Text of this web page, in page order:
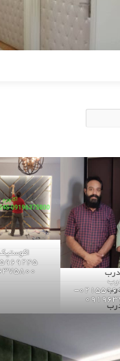
چرمی02155969245-
نوشته‌های تازه
آخرین دیدگاه‌ها